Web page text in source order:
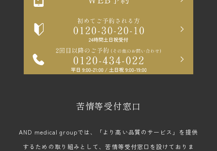
苦情等受付窓口
AND medical groupでは、「より高い品質のサービス」を提供
するための取り組みとして、苦情等受付窓口を設けておりま